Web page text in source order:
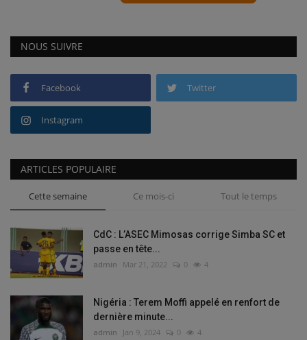
NOUS SUIVRE
Facebook Twitter
Instagram
ARTICLES POPULAIRE
Cette semaine Ce mois-ci Tout le temps
CdC : L’ASEC Mimosas corrige Simba SC et
passe en tête...
admin Mar 21, 2022 0 4
Nigéria : Terem Moffi appelé en renfort de
dernière minute...
admin Jan 9, 2024 0 4